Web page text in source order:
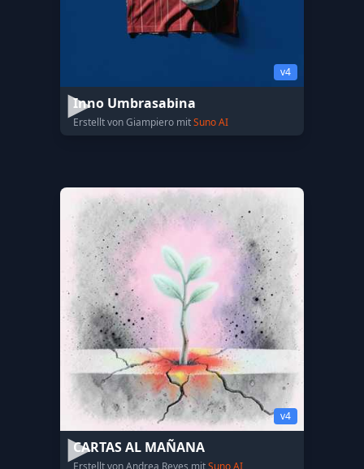
v4
Inno Umbrasabina
Erstellt von Giampiero mitSuno AI
v4
CARTAS AL MAÑANA
Erstellt von Andrea Reyes mitSuno AI